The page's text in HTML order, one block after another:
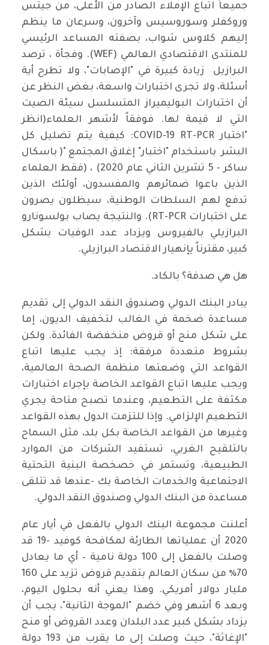
جميعاً اتباع الإملاء الصادر من الأعلى، من جيتس
وروكفلر وسوروسيس وآخرون، وسرعان ما ينظم
إليهم كلاوس شواب، بصفته المساعد الرئيسي
للمنتدى الاقتصادي العالمي (WEF). وفجأة ، ترصد
البرازيل زيادة كبيرة في "الإصابات"، ولا تطرح أية
أسئلة، ولا تجرى اختبارات واسعة، بغض النظر عن
أن اختبارات البوليميراز المتسلسل سيئة الصيت
التي لا قيمة لها. فوفقاً لأشهر العلماء(انظر
"اختبار COVID-19 RT-PCR: كيفية يتم تضليل كل
البشر باستخدام "اختبار" إغلاق المجتمع "( باسكال
ساكر - 5 تشرين الثاني عام 2020) ، (فقط العلماء
الذين باعوا ضمائرهم والمفسدون، أولئك الذين
تدفع لهم السلطات الوطنية، سيظلون يصرون
على اختبارات RT-PCR). والنتيجة يصاب بولسونارو
البرازيلي بالفيروس ويزداد عدد الوفيات بشكل
كبير، مقترناً يإنهيار الاقتصاد البرازيلي.
هل هي صدفة؟ بالكاد.
يبادر البنك الدولي وصندوق النقد الدولي إلى تقديم
مساعدة ضخمة في الغالب لتخفيف الديون، إما
على شكل منح أو قروض منخفضة الفائدة. ولكن
بشروط متعددة مرفقة: إذ يجب عليها اتباع
القواعد التي وضعتها منظمة الصحة العالمية،
ويجب عليها اتباع القواعد الخاصة بإجراء اختبارات
مكثفة على التطعيم، وعندما تصبح متاحة يجري
التطعيم الإلزامي. وإذا للتزمت الدول بهذه القواعد
وغيرها من القواعد الخاصة بكل بلد، مثل السماح
بالتلقيح الغربي، تستفيد الشركات من الموارد
الطبيعية، وتستمر في خصخصة البنية التحتية
الاجتماعية والخدمات الخاصة بك -عندها قد تتلقى
مساعدة من البنك الدولي وصندوق النقد الدولي.
أعلنت مجموعة البنك الدولي بالفعل في أيار عام
2020 أن عملياتها الطارئة لمكافحة كوفيد -19 قد
وصلت بالفعل إلى 100 دولة نامية – أي ما يعادل
70٪ من سكان العالم بتقديم قروض تزيد على 160
مليار دولار أمريكي. وهذا يعني أنه بحلول اليوم،
وبعد 6 أشهر وفي خضم "الموجة الثانية"، يجب أن
يزداد بشكل كبير عدد البلدان وعدد القروض أو منح
"الإغاثة"، حيث وصلت إلى ما يقرب من 193 دولة